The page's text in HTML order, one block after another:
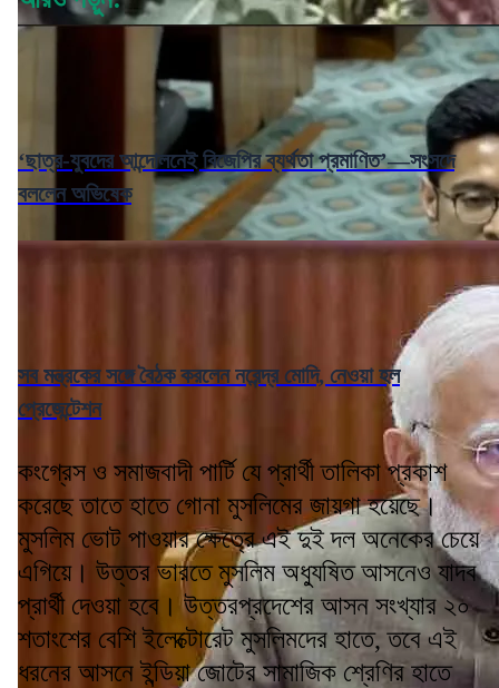
‘ছাত্র-যুবদের আন্দোলনেই বিজেপির ব্যর্থতা প্রমাণিত’—সংসদে
বললেন অভিষেক
সব মন্ত্রকের সঙ্গে বৈঠক করলেন নরেন্দ্র মোদি, নেওয়া হল
প্রেজেন্টেশন
কংগ্রেস ও সমাজবাদী পার্টি যে প্রার্থী তালিকা প্রকাশ
করেছে তাতে হাতে গোনা মুসলিমের জায়গা হয়েছে।
মুসলিম ভোট পাওয়ার ক্ষেত্রে এই দুই দল অনেকের চেয়ে
এগিয়ে। উত্তর ভারতে মুসলিম অধ্যুষিত আসনেও যাদব
প্রার্থী দেওয়া হবে। উত্তরপ্রদেশের আসন সংখ্যার ২০
শতাংশের বেশি ইলেক্টোরেট মুসলিমদের হাতে, তবে এই
ধরনের আসনে ইন্ডিয়া জোটের সামাজিক শ্রেণির হাতে